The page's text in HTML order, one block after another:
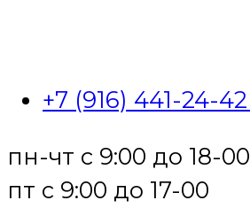
+7 (916) 441-24-42
пн-чт с 9:00 до 18-00
пт с 9:00 до 17-00